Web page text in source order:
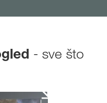
- sve što